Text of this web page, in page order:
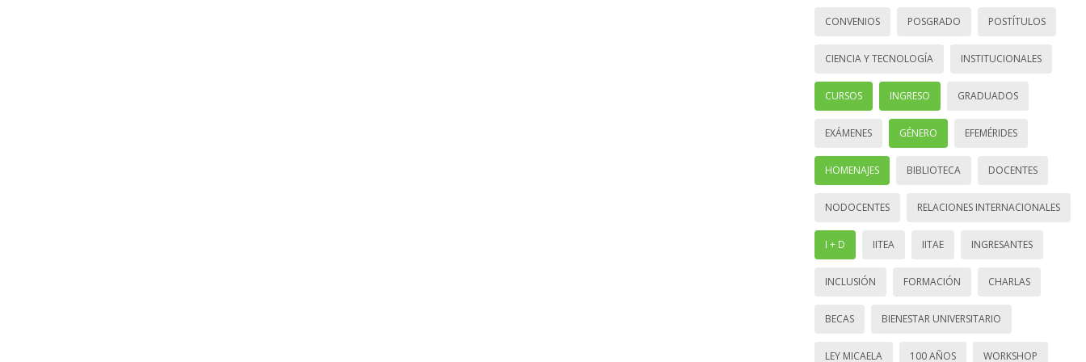
CONVENIOS POSGRADO POSTÍTULOS
CIENCIA Y TECNOLOGÍA INSTITUCIONALES
CURSOS INGRESO GRADUADOS
EXÁMENES GÉNERO EFEMÉRIDES
HOMENAJES BIBLIOTECA DOCENTES
NODOCENTES RELACIONES INTERNACIONALES
I + D IITEA IITAE INGRESANTES
INCLUSIÓN FORMACIÓN CHARLAS
BECAS BIENESTAR UNIVERSITARIO
LEY MICAELA 100 AÑOS WORKSHOP